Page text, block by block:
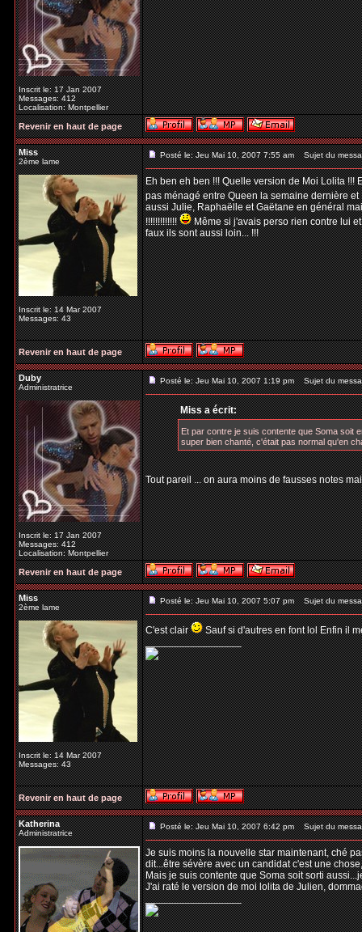
Inscrit le: 17 Jan 2007
Messages: 412
Localisation: Montpellier
Revenir en haut de page
Miss
2ème lame
Inscrit le: 14 Mar 2007
Messages: 43
Posté le: Jeu Mai 10, 2007 7:55 am Sujet du
Eh ben eh ben !!! Quelle version de Moi Lolita !!!
pas ménagé entre Queen la semaine dernière
aussi Julie, Raphaëlle et Gaëtane en général
!!!!!!!!!!!!!
Même si j'avais perso rien contre lui
faux ils sont aussi loin... !!!
Revenir en haut de page
Duby
Administratrice
Inscrit le: 17 Jan 2007
Messages: 412
Localisation: Montpellier
Posté le: Jeu Mai 10, 2007 1:19 pm Sujet du
Miss a écrit:
Et par contre je suis contente que Soma soit
super bien chanté, c'était pas normal qu'en
Tout pareil ... on aura moins de fausses notes
Revenir en haut de page
Miss
2ème lame
Inscrit le: 14 Mar 2007
Messages: 43
Posté le: Jeu Mai 10, 2007 5:07 pm Sujet du
C'est clair
Sauf si d'autres en font lol Enfin il
_________________
Revenir en haut de page
Katherina
Administratrice
Posté le: Jeu Mai 10, 2007 6:42 pm Sujet du
Je suis moins la nouvelle star maintenant, ché
dit...être sévère avec un candidat c'est une
Mais je suis contente que Soma soit sorti
J'ai raté le version de moi lolita de Julien,
_________________